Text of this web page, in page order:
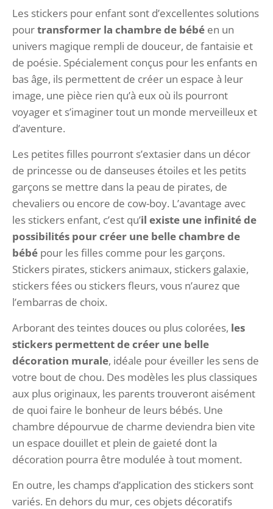
Les stickers pour enfant sont d’excellentes solutions
pourtransformer la chambre de bébé en un
univers magique rempli de douceur, de fantaisie et
de poésie. Spécialement conçus pour les enfants en
bas âge, ils permettent de créer un espace à leur
image, une pièce rien qu’à eux où ils pourront
voyager et s’imaginer tout un monde merveilleux et
d’aventure.
Les petites filles pourront s’extasier dans un décor
de princesse ou de danseuses étoiles et les petits
garçons se mettre dans la peau de pirates, de
chevaliers ou encore de cow-boy. L’avantage avec
les stickers enfant, c’est qu’il existe une infinité de
possibilités pour créer une belle chambre de
bébé pour les filles comme pour les garçons.
Stickers pirates, stickers animaux, stickers galaxie,
stickers fées ou stickers fleurs, vous n’aurez que
l’embarras de choix.
Arborant des teintes douces ou plus colorées, les
stickers permettent de créer une belle
décoration murale, idéale pour éveiller les sens de
votre bout de chou. Des modèles les plus classiques
aux plus originaux, les parents trouveront aisément
de quoi faire le bonheur de leurs bébés. Une
chambre dépourvue de charme deviendra bien vite
un espace douillet et plein de gaieté dont la
décoration pourra être modulée à tout moment.
En outre, les champs d’application des stickers sont
variés. En dehors du mur, ces objets décoratifs